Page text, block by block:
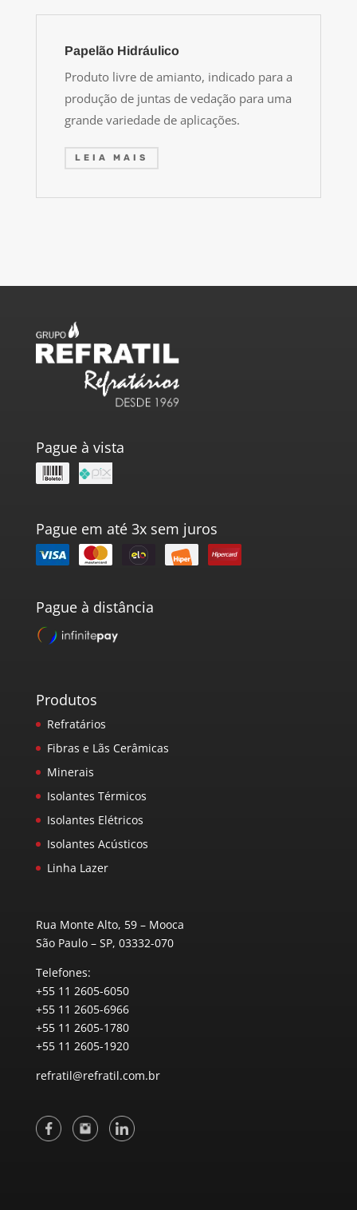
Papelão Hidráulico
Produto livre de amianto, indicado para a
produção de juntas de vedação para uma
grande variedade de aplicações.
LEIA MAIS
Pague à vista
Pague em até 3x sem juros
Pague à distância
Produtos
Refratários
Fibras e Lãs Cerâmicas
Minerais
Isolantes Térmicos
Isolantes Elétricos
Isolantes Acústicos
Linha Lazer
Rua Monte Alto, 59 – Mooca
São Paulo – SP, 03332-070
Telefones:
+55 11 2605-6050
+55 11 2605-6966
+55 11 2605-1780
+55 11 2605-1920
refratil@refratil.com.br